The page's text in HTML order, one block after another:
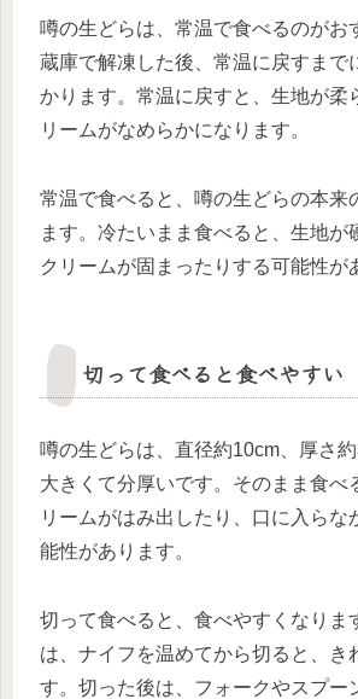
噂の生どらは、常温で食べるのがお
蔵庫で解凍した後、常温に戻すまで
かります。常温に戻すと、生地が柔
リームがなめらかになります。
常温で食べると、噂の生どらの本来
ます。冷たいまま食べると、生地が
クリームが固まったりする可能性が
切って食べると食べやすい
噂の生どらは、直径約10cm、厚さ
大きくて分厚いです。そのまま食べ
リームがはみ出したり、口に入らな
能性があります。
切って食べると、食べやすくなりま
は、ナイフを温めてから切ると、き
す。切った後は、フォークやスプー